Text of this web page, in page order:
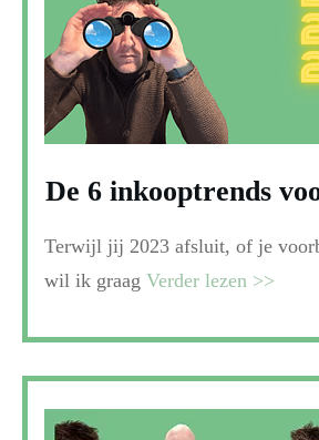
De 6 inkooptrends
Terwijl jij 2023 afsluit, of je
wil ik graag Verder lezen >>